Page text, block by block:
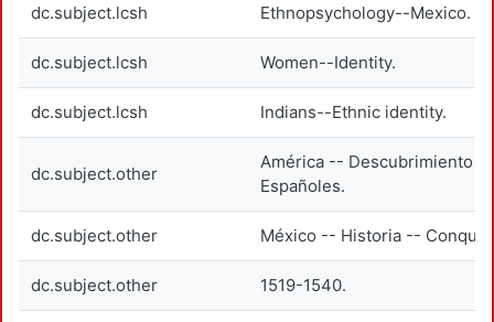
dc.subject.lcsh Ethnopsychology--Mexico.
dc.subject.lcsh Women--Identity.
dc.subject.lcsh Indians--Ethnic identity.
dc.subject.other
América -- Descubrimiento y
Españoles.
dc.subject.other México -- Historia --
dc.subject.other 1519-1540.